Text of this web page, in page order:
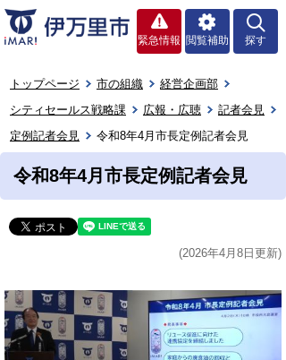
緊急情報 閲覧補助 探す
トップページ 市の組織
経営企画部
シティセールス戦略課
広報・広聴
記者会見
定例記者会見
令和8年4月市長定例記者会見
令和8年4月市長定例記者会見
(2026年4月8日更新)